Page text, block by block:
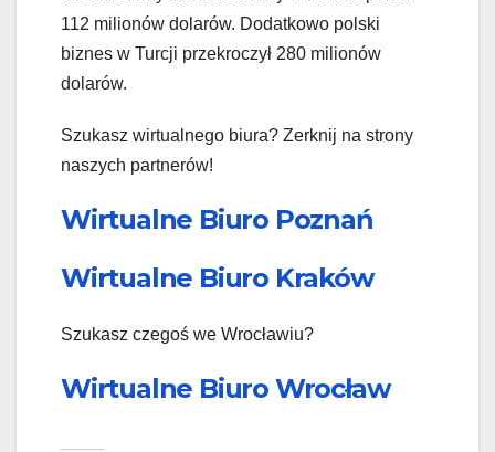
112 milionów dolarów. Dodatkowo polski
biznes w Turcji przekroczył 280 milionów
dolarów.
Szukasz wirtualnego biura? Zerknij na strony
naszych partnerów!
Wirtualne Biuro Poznań
Wirtualne Biuro Kraków
Szukasz czegoś we Wrocławiu?
Wirtualne Biuro Wrocław